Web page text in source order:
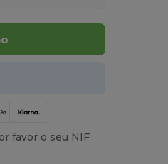
favor o seu NIF